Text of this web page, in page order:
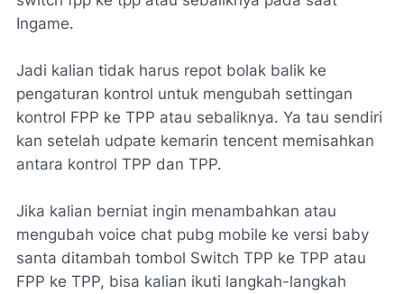
Ingame.
Jadi kalian tidak harus repot bolak balik ke
pengaturan kontrol untuk mengubah settingan
kontrol FPP ke TPP atau sebaliknya. Ya tau sendiri
kan setelah udpate kemarin tencent memisahkan
antara kontrol TPP dan TPP.
Jika kalian berniat ingin menambahkan atau
mengubah voice chat pubg mobile ke versi baby
santa ditambah tombol Switch TPP ke TPP atau
FPP ke TPP, bisa kalian ikuti langkah-langkah